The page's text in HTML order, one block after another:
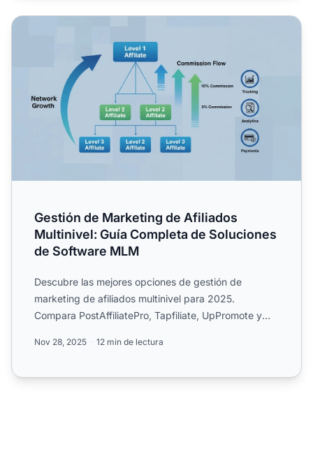
Gestión de Marketing de Afiliados Multinivel: Guía
Gestión de Marketing de Afiliados
Multinivel: Guía Completa de Soluciones
de Software MLM
Descubre las mejores opciones de gestión de
marketing de afiliados multinivel para 2025.
Compara PostAffiliatePro, Tapfiliate, UpPromote y
Nov 28, 2025 12 min de lectura